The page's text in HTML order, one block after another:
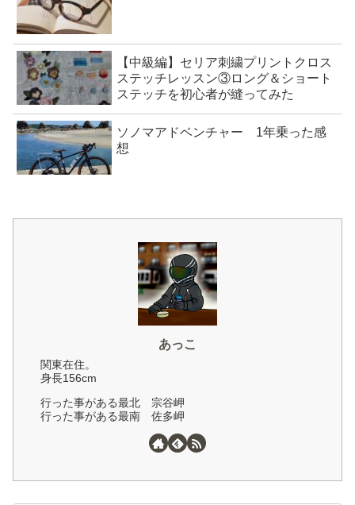
【中級編】セリア刺繍プリントクロス
ステッチレッスン③ロング＆ショート
ステッチを初心者が縫ってみた
ソノマアドベンチャー 1年乗った感
想
あっこ
関東在住。
身長156cm
行った事がある最北 宗谷岬
行った事がある最南 佐多岬